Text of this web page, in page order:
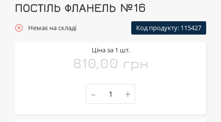
ПОСТІЛЬ ФЛАНЕЛЬ №16
Немає на складі Код продукту: 115427
Ціна за 1 шт.
810,00 грн
- +